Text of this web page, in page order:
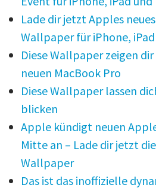
Lade dir jetzt Apples
Wallpaper für iPhone,
Diese Wallpaper zeigen
neuen MacBook Pro
Diese Wallpaper lassen
blicken
Apple kündigt neuen
Mitte an – Lade dir jetzt
Wallpaper
Das ist das inoffizielle